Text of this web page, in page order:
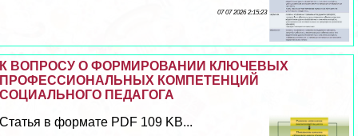
07 07 2026 2:15:23
К ВОПРОСУ О ФОРМИРОВАНИИ КЛЮЧЕВЫХ
ПРОФЕССИОНАЛЬНЫХ КОМПЕТЕНЦИЙ
СОЦИАЛЬНОГО ПЕДАГОГА
Статья в формате PDF 109 KB...